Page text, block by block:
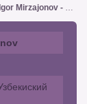
Mirzajonov - Afsus